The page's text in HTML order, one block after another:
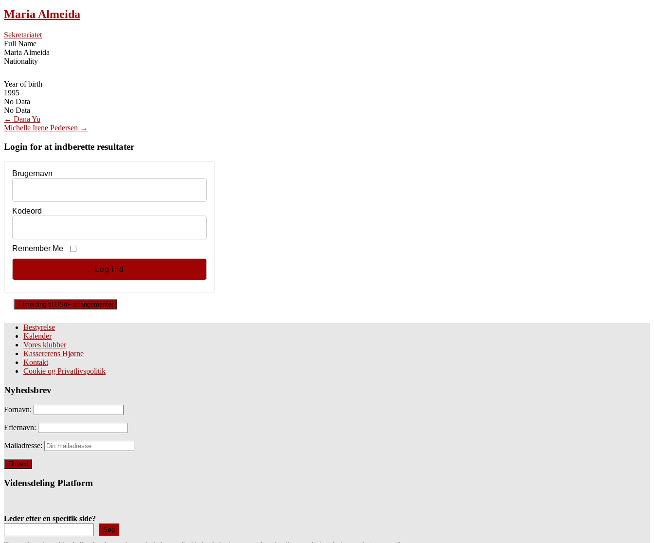
Maria Almeida
Sekretariatet
Full Name
Maria Almeida
Nationality
Year of birth
1995
No Data
No Data
Post
navigation
← Dana Yu
Michelle Irene Pedersen →
Login for at indberette resultater
Brugernavn
Kodeord
Remember Me
Tilmelding til DSoF arrangementer
Bestyrelse
Kalender
Vores klubber
Kassererens Hjørne
Kontakt
Cookie og Privatlivspolitik
Nyhedsbrev
Fornavn:
Efternavn:
Mailadresse:
Vidensdeling Platform
Leder efter en specifik side?
Søg